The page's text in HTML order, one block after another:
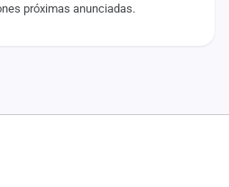
próximas anunciadas.